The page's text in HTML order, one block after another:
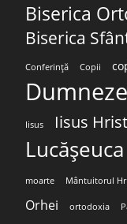
Biserica
Biserica
Conferință Copii
Iisus Iisus
Lucășeuca
moarte Mântuitorul
Orhei ortodoxia